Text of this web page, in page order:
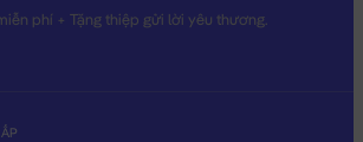
phí + Tặng thiệp gửi lời yêu thương.